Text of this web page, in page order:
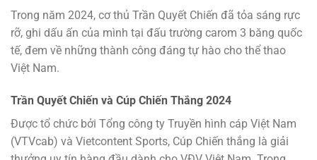
Trong năm 2024, cơ thủ Trần Quyết Chiến đã tỏa sáng rực
rỡ, ghi dấu ấn của mình tại đấu trường carom 3 băng quốc
tế, đem về những thành công đáng tự hào cho thể thao
Việt Nam.
Trần Quyết Chiến và Cúp Chiến Thắng 2024
Được tổ chức bởi Tổng công ty Truyền hình cáp Việt Nam
(VTVcab) và Vietcontent Sports, Cúp Chiến thắng là giải